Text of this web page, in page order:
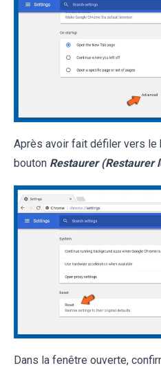
Après avoir fait défiler vers le
bouton Restaurer (Restaurer
Dans la fenêtre ouverte,